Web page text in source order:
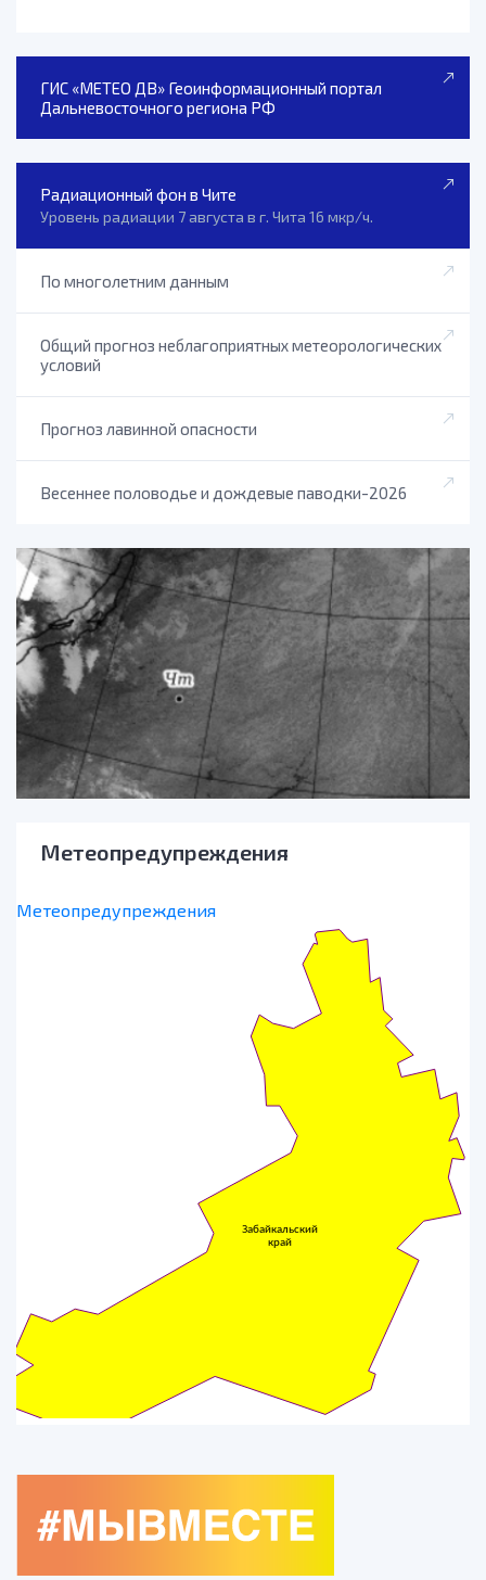
ГИС «МЕТЕО ДВ» Геоинформационный портал
Дальневосточного региона РФ
Радиационный фон в Чите
Уровень радиации 7 августа в г. Чита 16 мкр/ч.
По многолетним данным
Общий прогноз неблагоприятных метеорологических
условий
Прогноз лавинной опасности
Весеннее половодье и дождевые паводки-2026
Метеопредупреждения
Метеопредупреждения
Забайкальский
край